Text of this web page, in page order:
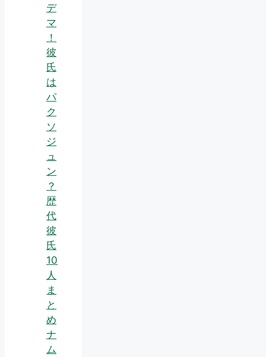
デ
マ
！
彼
氏
は
パ
ク
ソ
ジ
ュ
ン
？
歴
代
彼
氏
10
人
ま
と
め
ナ
ム